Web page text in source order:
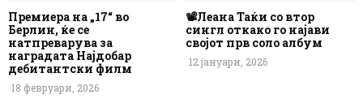
Премиера на „17“ во
Берлин, ќе се
натпреварува за
наградата Најдобар
дебитантски филм
18 февруари, 2026
📽️Леана Таќи со втор
сингл откако го најави
својот прв соло албум
12 јануари, 2026